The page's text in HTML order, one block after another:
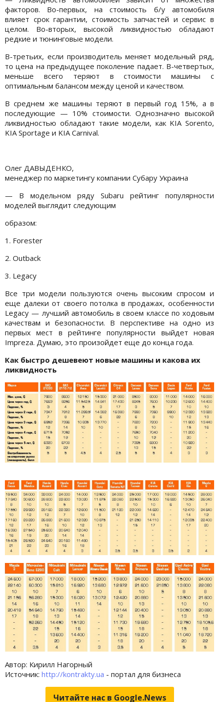
факторов. Во-первых, на стоимость б/у автомобиля
влияет срок гарантии, стоимость запчастей и сервис в
целом. Во-вторых, высокой ликвидностью обладают
редкие и тюнинговые модели.
В-третьих, если производитель меняет модельный ряд,
то цена на предыдущее поколение падает. В-четвертых,
меньше всего теряют в стоимости машины с
оптимальным балансом между ценой и качеством.
В среднем же машины теряют в первый год 15%, а в
последующие — 10% стоимости. Однозначно высокой
ликвидностью обладают такие модели, как KIA Sorento,
KIA Sportage и KIA Carnival.
Олег ДАВЫДЕНКО,
менеджер по маркетингу компании Субару Украина
— В модельном ряду Subaru рейтинг популярности
моделей выглядит следующим
образом:
1. Forester
2. Outback
3. Legacy
Все три модели пользуются очень высоким спросом и
еще далеки от своего потолка в продажах, особенности
Legacy — лучший автомобиль в своем классе по ходовым
качествам и безопасности. В перспективе на одно из
первых мест в рейтинге популярности выйдет новая
Impreza. Думаю, это произойдет еще до конца года.
Как быстро дешевеют новые машины и какова их
ликвидность
Автор: Кирилл Нагорный
Источник: http://kontrakty.ua - портал для бизнеса
Читайте нас в Google.News